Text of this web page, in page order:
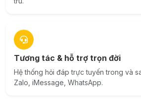
Tương tác & hỗ trợ trọn đời
Hệ thống hỏi đáp trực tuyến trong và
Zalo, iMessage, WhatsApp.